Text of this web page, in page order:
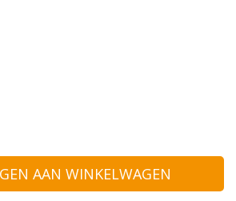
AAN WINKELWAGEN